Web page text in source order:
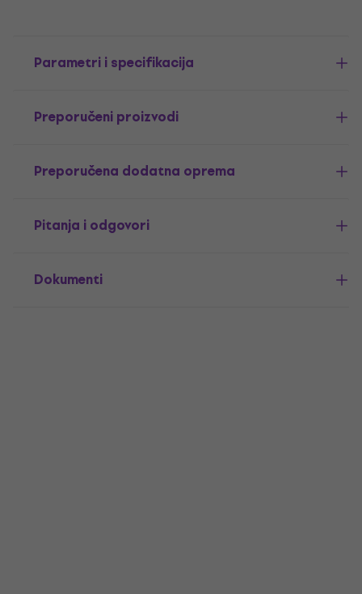
Parametri i specifikacija
Preporučeni proizvodi
Preporučena dodatna oprema
Pitanja i odgovori
Dokumenti